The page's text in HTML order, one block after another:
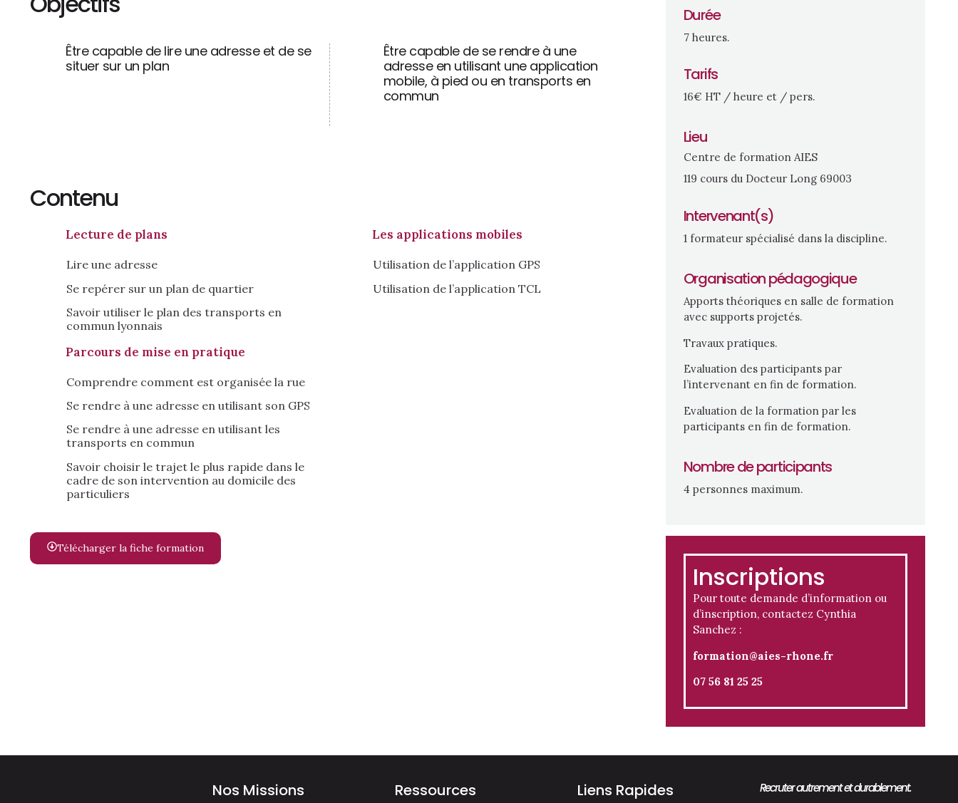
Être capable de lire une adresse et de se
situer sur un plan
Être capable de se rendre à une
adresse en utilisant une application
mobile, à pied ou en transports en
commun
Contenu
Lecture de plans
Lire une adresse
Se repérer sur un plan de quartier
Savoir utiliser le plan des transports en
commun lyonnais
Les applications mobiles
Utilisation de l’application GPS
Utilisation de l’application TCL
Parcours de mise en pratique
Comprendre comment est organisée la rue
Se rendre à une adresse en utilisant son GPS
Se rendre à une adresse en utilisant les
transports en commun
Savoir choisir le trajet le plus rapide dans le
cadre de son intervention au domicile des
particuliers
Télécharger la fiche formation
Durée
7 heures.
Tarifs
16€ HT / heure et / pers.
Lieu
Centre de formation AIES
119 cours du Docteur Long 69003
Intervenant(s)
1 formateur spécialisé dans la discipline.
Organisation pédagogique
Apports théoriques en salle de formation
avec supports projetés.
Travaux pratiques.
Evaluation des participants par
l’intervenant en fin de formation.
Evaluation de la formation par les
participants en fin de formation.
Nombre de participants
4 personnes maximum.
Inscriptions
Pour toute demande d’information ou
d’inscription, contactez Cynthia
Sanchez :
formation@aies-rhone.fr
07 56 81 25 25
Nos Missions Ressources Liens Rapides Recruter autrement et durablement.